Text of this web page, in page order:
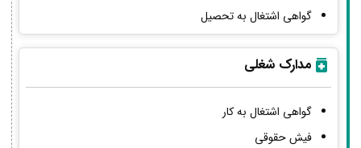
گواهی اشتغال به تحصیل
مدارک شغلی
گواهی اشتغال به کار
فیش حقوقی